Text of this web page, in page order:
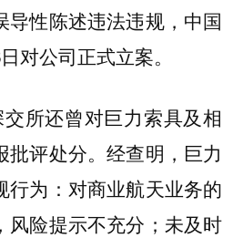
导性陈述违法违规，中国
对公司正式立案。
所还曾对巨力索具及相
批评处分。经查明，巨力
行为：对商业航天业务的
风险提示不充分；未及时